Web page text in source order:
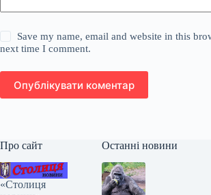
Save my name, email and website in this
next time I comment.
Опублікувати коментар
Про сайт
«Столиця
Останні новини